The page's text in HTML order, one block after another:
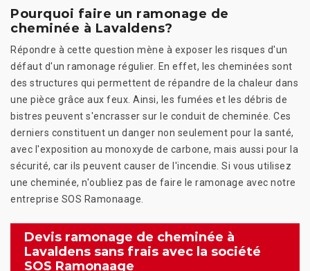
Pourquoi faire un ramonage de
cheminée à Lavaldens?
Répondre à cette question mène à exposer les risques d'un
défaut d'un ramonage régulier. En effet, les cheminées sont
des structures qui permettent de répandre de la chaleur dans
une pièce grâce aux feux. Ainsi, les fumées et les débris de
bistres peuvent s'encrasser sur le conduit de cheminée. Ces
derniers constituent un danger non seulement pour la santé,
avec l'exposition au monoxyde de carbone, mais aussi pour la
sécurité, car ils peuvent causer de l'incendie. Si vous utilisez
une cheminée, n'oubliez pas de faire le ramonage avec notre
entreprise SOS Ramonaage.
Devis ramonage de cheminée à
Lavaldens sans frais avec la société
SOS Ramonaage